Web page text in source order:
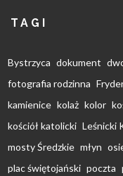
TAGI
Bystrzyca dokument
fotografia rodzinna
kamienice kolaż kolor
kościół katolicki Leśnicki
mosty Średzkie młyn
plac świętojański poczta